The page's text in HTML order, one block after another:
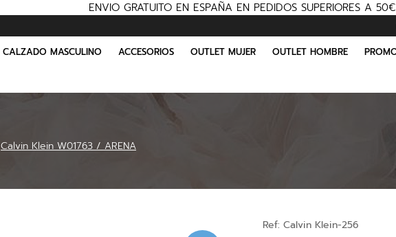
ENVIO GRATUITO EN ESPAÑA EN PEDIDOS SUPERIORES A 50€
CALZADO MASCULINO ACCESORIOS OUTLET MUJER OUTLET HOMBRE
Calvin Klein W01763 / ARENA
Ref: Calvin Klein-256